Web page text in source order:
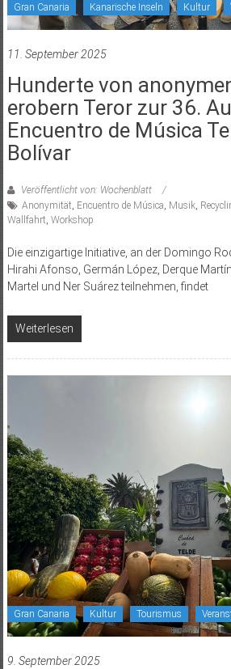
Gran Canaria Kanarische Inseln Kultur
11. September 2025
Hunderte von
erobern Teror zur 36.
Encuentro de Música
Bolívar
Veröffentlicht von: Wochenblatt
Anonymität, Encuentro de Música, Musik,
Wallfahrt, Workshop
Die einzigartige Initiative, an der Domingo
Hirahi Afonso, Germán López, Derque
Martel und Ner Suárez teilnehmen, findet
Weiterlesen
Gran Canaria Kultur Tourismus
9. September 2025